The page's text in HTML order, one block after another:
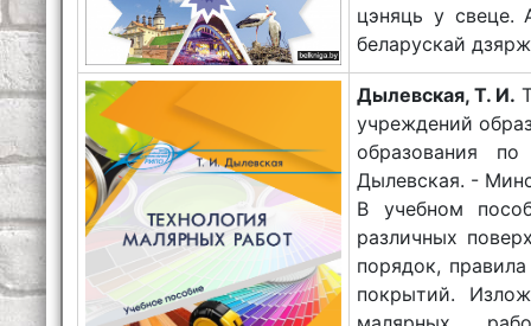
цэняць у свеце.
беларускай
Дылевская, Т. И.
учреждений
образования
Дылевская. -
В учебном
различных
порядок,
покрытий.